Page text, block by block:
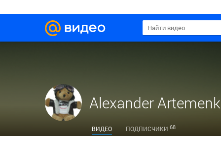
Alexander
ВИДЕО ПОДПИСЧИКИ 68